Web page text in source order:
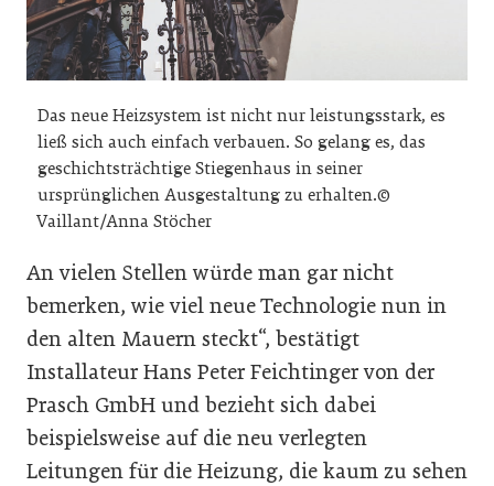
Das neue Heizsystem ist nicht nur leistungsstark, es
ließ sich auch einfach verbauen. So gelang es, das
geschichtsträchtige Stiegenhaus in seiner
ursprünglichen Ausgestaltung zu erhalten.©
Vaillant/Anna Stöcher
An vielen Stellen würde man gar nicht
bemerken, wie viel neue Technologie nun in
den alten Mauern steckt“, bestätigt
Installateur Hans Peter Feichtinger von der
Prasch GmbH und bezieht sich dabei
beispielsweise auf die neu verlegten
Leitungen für die Heizung, die kaum zu sehen